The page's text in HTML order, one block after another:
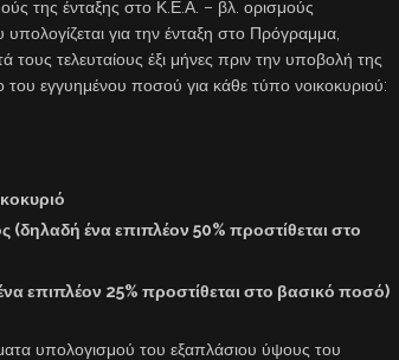
της ένταξης στο Κ.Ε.Α. – βλ. ορισμούς
για την ένταξη στο Πρόγραμμα,
τελευταίους έξι μήνες πριν την υποβολή της
του εγγυημένου ποσού για κάθε τύπο νοικοκυριού:
(δηλαδή ένα επιπλέον 50% προστίθεται στο
επιπλέον 25% προστίθεται στο βασικό ποσό)
υπολογισμού του εξαπλάσιου ύψους του